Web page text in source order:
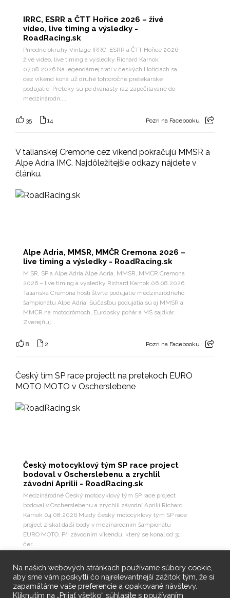
IRRC, ESRR a ČTT Hořice 2026 – živé
video, live timing a výsledky -
RoadRacing.sk
Prírodné okruhy Vintage IRRC, ESRR a ČTT Hořice 2026 –
živé video, live timing a výsledky Richard Karnok
07.08.2026 Na legendárnej trati v českých Hořiciach sa
cez víkend koná už druhé tohtoročné pretekárske
podujatie. Preteky sú po dvanásty raz započítavané do
medzinárodn....
35 14 Pozri na Facebooku
V talianskej Cremone cez víkend pokračujú MMSR a
Alpe Adria IMC. Najdôležitejšie odkazy nájdete v
článku.
Alpe Adria, MMSR, MMČR Cremona 2026 –
live timing a výsledky - RoadRacing.sk
M SR, SP a Alpe Adria Alpe Adria, MMSR, MMČR Cremona
2026 – live timing a výsledky Richard Karnok 06.08.2026
Talianska Cremona hostí štvrté podujatie medzinárodného
šampionátu Alpe Adria. Súčasťou podujatia sú aj MMSR a
MMČR na motodrómoch, Európsky pohár a MS sajdkár.
Zverejňuj...
8 2 Pozri na Facebooku
Český tím SP race projectt na pretekoch EURO
MOTO MOTO v Oscherslebene
Český motocyklový tým SP race project
bodoval v Oscherslebenu a zrychlil
závodní Aprilii - RoadRacing.sk
Medzinárodné Český motocyklový tým SP race project
bodoval v Oscherslebenu a zrychlil závodní Aprilii Richard
Karnok 04.08.2026 Mladý český motocyklový tým SP race
project získal další body v mezinárodním šampionátu
EURO MOTO. Při závodním víkendu, který se konal od 31.
čer...
6 Pozri na Facebooku
Na našich webových stránkach používame súbory cookie,
aby sme vám poskytli čo najrelevantnejší zážitok tým, že si
zapamätáme vaše preferencie a opakované návštevy.
Kliknutím na „Prijať všetko“ súhlasíte s používaním